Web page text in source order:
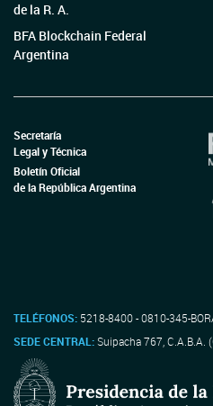
de la R. A.
BFA Blockchain Federal
Argentina
Secretaría
Legal y Técnica
Boletín Oficial
de la República Argentina
TELÉFONOS: 5218-8400 - 0810-345-
SEDE CENTRAL:Suipacha 767, C.A.B.A.